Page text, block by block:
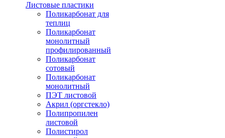
Листовые пластики
Поликарбонат для
теплиц
Поликарбонат
монолитный
профилированный
Поликарбонат
сотовый
Поликарбонат
монолитный
ПЭТ листовой
Акрил (оргстекло)
Полипропилен
листовой
Полистирол